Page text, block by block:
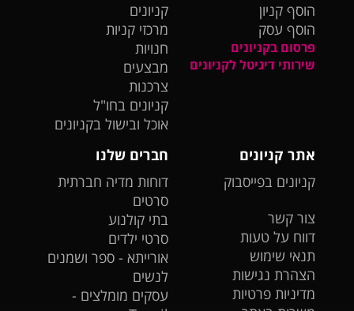
הוסף קניון
הוסף עסק
פרסום בקניונים
שירותי דיגיטל לקניונים
קניונים
מרכזי קניות
חנויות
מבצעים
צרכנות
קניונים בחו"ל
אוכל ובישול בקניונים
אתר קניונים
קניונים בפייסבוק
צור קשר
דווח על טעות
תנאי שימוש
הצהרת נגישות
מדיניות פרטיות
חברים שלנו
דוחות מדיה חברתית
סרטים
בתי קולנוע
סרטי ילדים
אורייתא - ספר ושמנים
לנשים
עסקים מומלצים -